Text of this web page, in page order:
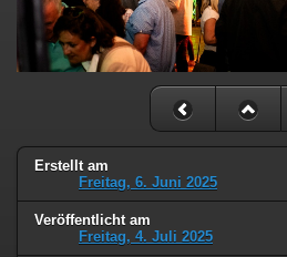
Erstellt am
Freitag, 6. Juni 2025
Veröffentlicht am
Freitag, 4. Juli 2025